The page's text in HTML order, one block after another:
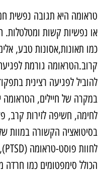
היא תגובה נפשית
נפשיות קשות ומטלטלות.
תאונות,אסונות טבע,
גורמת לפגיעה
לפגיעה רצינית בתפקוד
של חיילים, הטראומה
חשיפה לזירות קרב,
הקשורה במוות של
פוסט-טראומה (PTSD
),
סימפטומים כמו חרדה